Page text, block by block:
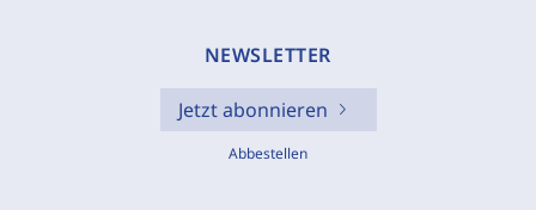
NEWSLETTER
Jetzt abonnieren
Abbestellen